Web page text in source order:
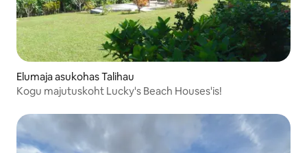
Elumaja asukohas Talihau
Kogu majutuskoht Lucky's Beach Houses'is!